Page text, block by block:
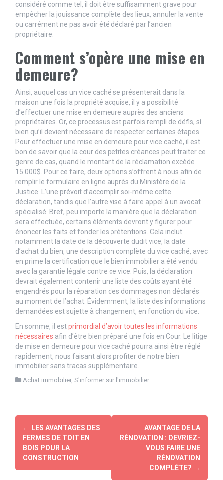
considéré comme tel, il doit être suffisamment grave pour
empêcher la jouissance complète des lieux, annuler la vente
ou carrément ne pas avoir été déclaré par l’ancien
propriétaire.
Comment s’opère une mise en
demeure?
Ainsi, auquel cas un vice caché se présenterait dans la
maison une fois la propriété acquise, il y a possibilité
d’effectuer une mise en demeure auprès des anciens
propriétaires. Or, ce processus est parfois rempli de défis, si
bien qu’il devient nécessaire de respecter certaines étapes.
Pour effectuer une mise en demeure pour vice caché, il est
bon de savoir que la cour des petites créances peut traiter ce
genre de cas, quand le montant de la réclamation excède
15 000$. Pour ce faire, deux options s’offrent à nous afin de
remplir le formulaire en ligne auprès du Ministère de la
Justice. L’une prévoit d’accomplir soi-même cette
déclaration, tandis que l’autre vise à faire appel à un avocat
spécialisé. Bref, peu importe la manière que la déclaration
sera effectuée, certains éléments devront y figurer pour
énoncer les faits et fonder les prétentions. Cela inclut
notamment la date de la découverte dudit vice, la date
d’achat du bien, une description complète du vice caché, avec
en prime la certification que le bien immobilier a été vendu
avec la garantie légale contre ce vice. Puis, la déclaration
devrait également contenir une liste des coûts ayant été
engendrés pour la réparation des dommages non déclarés
au moment de l’achat. Évidemment, la liste des informations
demandées est sujette à changement, en fonction du vice.
En somme, il estprimordial d’avoir toutes les informations
nécessaires afin d’être bien préparé une fois en Cour. Le litige
de mise en demeure pour vice caché pourra ainsi être réglé
rapidement, nous faisant alors profiter de notre bien
immobilier sans tracas supplémentaire.
Achat immobilier, S'informer sur l'immobilier
Post
navigation
← LES AVANTAGES DES
FERMES DE TOIT EN
BOIS POUR LA
CONSTRUCTION
AVANTAGE DE LA
RÉNOVATION : DEVRIEZ-
VOUS FAIRE UNE
RÉNOVATION
COMPLÈTE? →